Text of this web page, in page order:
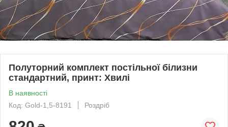
Полуторний комплект постільної білизни
стандартний, принт: Хвилі
В наявності
Код: Gold-1,5-8191
Роздріб